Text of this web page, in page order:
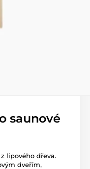
saunové
lipového dřeva.
dveřím,